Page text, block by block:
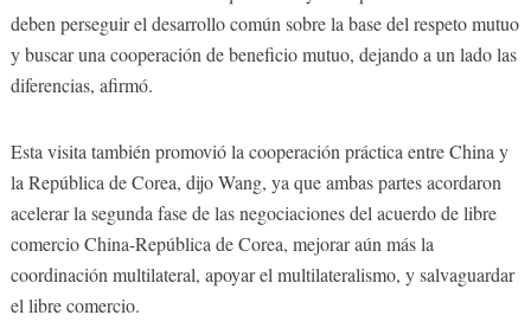
deben perseguir el desarrollo común sobre la base del respeto mutuo
y buscar una cooperación de beneficio mutuo, dejando a un lado las
diferencias, afirmó.
Esta visita también promovió la cooperación práctica entre China y
la República de Corea, dijo Wang, ya que ambas partes acordaron
acelerar la segunda fase de las negociaciones del acuerdo de libre
comercio China-República de Corea, mejorar aún más la
coordinación multilateral, apoyar el multilateralismo, y salvaguardar
el libre comercio.